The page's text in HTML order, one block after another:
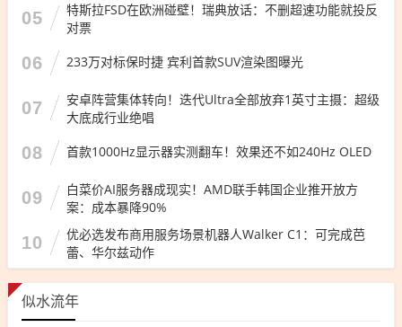
05
特斯拉FSD在欧洲碰壁！瑞典放话：不删超速功能就投反
对票
06 233万对标保时捷 宾利首款SUV渲染图曝光
07
安卓阵营集体转向！迭代Ultra全部放弃1英寸主摄：超级
大底成行业绝唱
08 首款1000Hz显示器实测翻车！效果还不如240Hz OLED
09
白菜价AI服务器成现实！AMD联手韩国企业推开放方
案：成本暴降90%
10
优必选发布商用服务场景机器人Walker C1：可完成芭
蕾、华尔兹动作
似水流年